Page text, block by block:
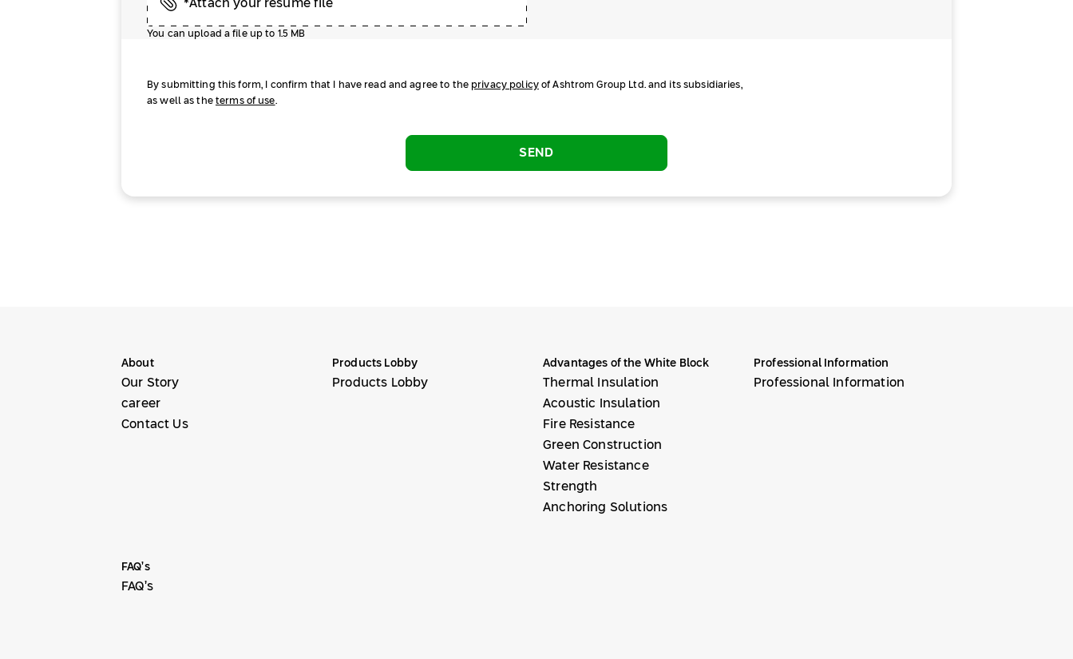
*Attach your resume file
You can upload a file up to 1.5 MB
By submitting this form, I confirm that I have read and agree to the privacy policyof Ashtrom Group Ltd. and its subsidiaries,
as well as the terms of use.
SEND
About
Our Story
career
Contact Us
Products Lobby
Products Lobby
Advantages of the White Block
Thermal Insulation
Acoustic Insulation
Fire Resistance
Green Construction
Water Resistance
Strength
Anchoring Solutions
Professional Information
Professional Information
FAQ’s
FAQ’s